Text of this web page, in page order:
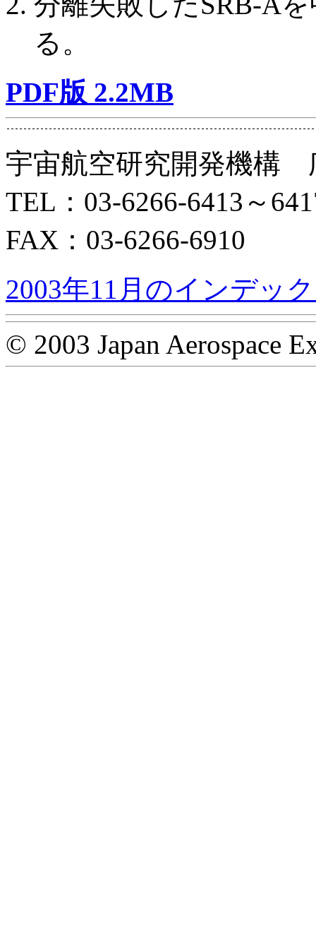
る。
PDF版 2.2MB
宇宙航空研究開発機構
TEL：03-6266-6413～
FAX：03-6266-6910
2003年11月のインデッ
© 2003 Japan Aerospace